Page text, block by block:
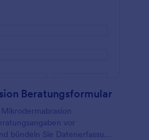
Beratungsformular
vor
bündeln Sie Datenerfassung